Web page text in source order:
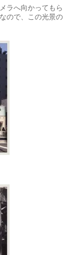
ラへ向かってもら
ので、この光景の